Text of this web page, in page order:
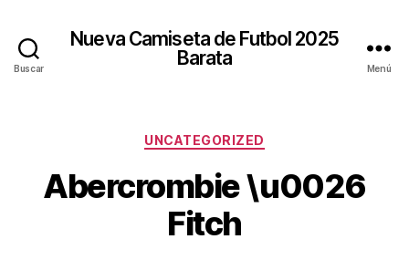
Buscar
Nueva Camiseta de Futbol 2025
Barata
Menú
Categorías
UNCATEGORIZED
Abercrombie \u0026
Fitch